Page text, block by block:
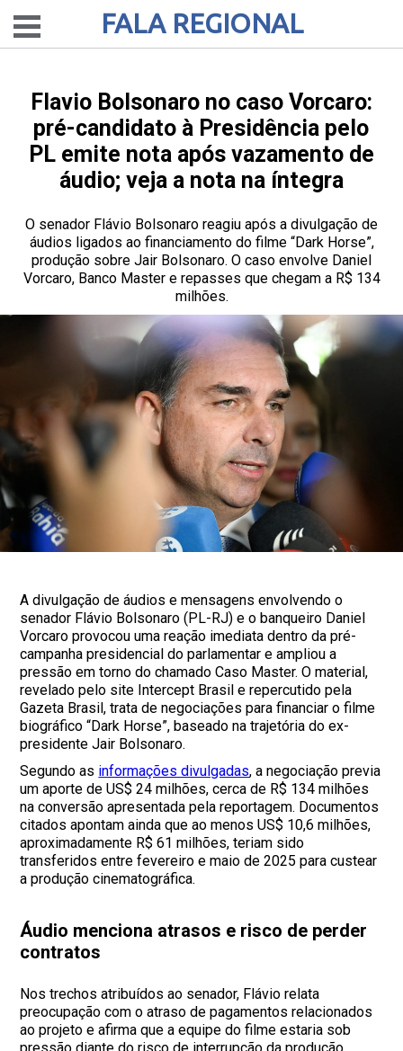
FALA REGIONAL
Flavio Bolsonaro no caso Vorcaro:
pré-candidato à Presidência pelo
PL emite nota após vazamento de
áudio; veja a nota na íntegra
O senador Flávio Bolsonaro reagiu após a divulgação de
áudios ligados ao financiamento do filme “Dark Horse”,
produção sobre Jair Bolsonaro. O caso envolve Daniel
Vorcaro, Banco Master e repasses que chegam a R$ 134
milhões.
A divulgação de áudios e mensagens envolvendo o
senador Flávio Bolsonaro (PL-RJ) e o banqueiro Daniel
Vorcaro provocou uma reação imediata dentro da pré-
campanha presidencial do parlamentar e ampliou a
pressão em torno do chamado Caso Master. O material,
revelado pelo site Intercept Brasil e repercutido pela
Gazeta Brasil, trata de negociações para financiar o filme
biográfico “Dark Horse”, baseado na trajetória do ex-
presidente Jair Bolsonaro.
Segundo as informações divulgadas, a negociação previa
um aporte de US$ 24 milhões, cerca de R$ 134 milhões
na conversão apresentada pela reportagem. Documentos
citados apontam ainda que ao menos US$ 10,6 milhões,
aproximadamente R$ 61 milhões, teriam sido
transferidos entre fevereiro e maio de 2025 para custear
a produção cinematográfica.
Áudio menciona atrasos e risco de perder
contratos
Nos trechos atribuídos ao senador, Flávio relata
preocupação com o atraso de pagamentos relacionados
ao projeto e afirma que a equipe do filme estaria sob